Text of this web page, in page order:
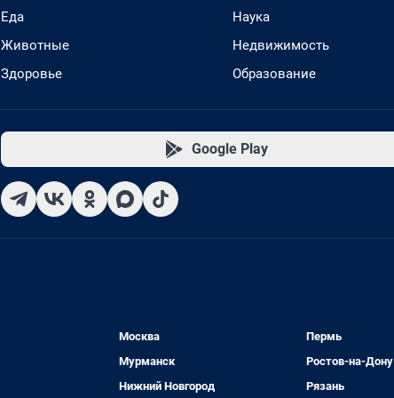
Еда
Животные
Здоровье
Наука
Недвижимость
Образование
Google Play
Москва
Мурманск
Нижний Новгород
Пермь
Ростов-на-Дону
Рязань